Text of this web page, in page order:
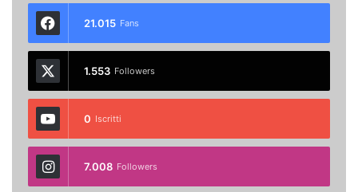
21.015 Fans
1.553 Followers
0 Iscritti
7.008 Followers